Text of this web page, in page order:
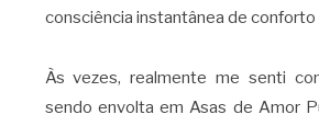
consciência instantânea de conforto
Às vezes, realmente me senti
sendo envolta em Asas de Amor